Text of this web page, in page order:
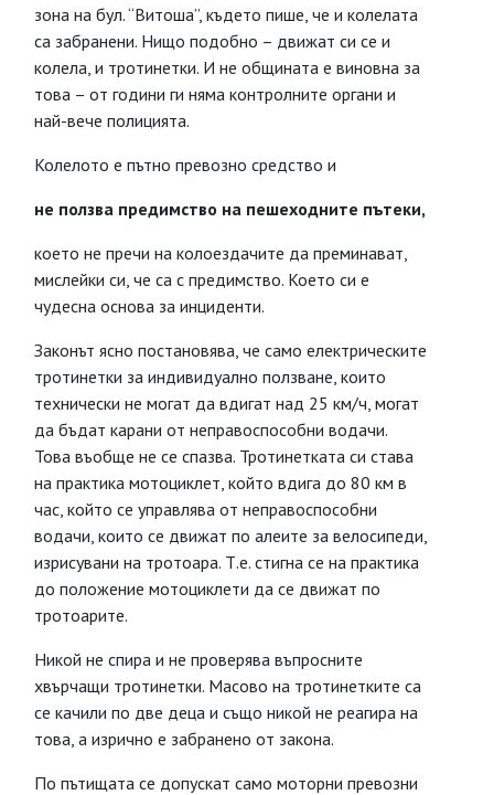
зона на бул. “Витоша”, където пише, че и колелата
са забранени. Нищо подобно – движат си се и
колела, и тротинетки. И не общината е виновна за
това – от години ги няма контролните органи и
най-вече полицията.
Колелото е пътно превозно средство и
не ползва предимство на пешеходните пътеки,
което не пречи на колоездачите да преминават,
мислейки си, че са с предимство. Което си е
чудесна основа за инциденти.
Законът ясно постановява, че само електрическите
тротинетки за индивидуално ползване, които
технически не могат да вдигат над 25 км/ч, могат
да бъдат карани от неправоспособни водачи.
Това въобще не се спазва. Тротинетката си става
на практика мотоциклет, който вдига до 80 км в
час, който се управлява от неправоспособни
водачи, които се движат по алеите за велосипеди,
изрисувани на тротоара. Т.е. стигна се на практика
до положение мотоциклети да се движат по
тротоарите.
Никой не спира и не проверява въпросните
хвърчащи тротинетки. Масово на тротинетките са
се качили по две деца и също никой не реагира на
това, а изрично е забранено от закона.
По пътищата се допускат само моторни превозни